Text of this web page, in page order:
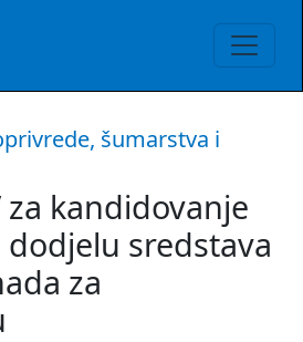
šumarstva i
za kandidovanje
sredstava
za